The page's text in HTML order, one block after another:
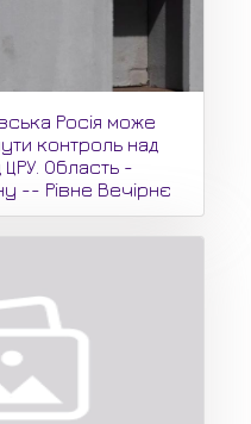
Росія може
контроль над
ЦРУ. Область -
-- Рівне Вечірнє